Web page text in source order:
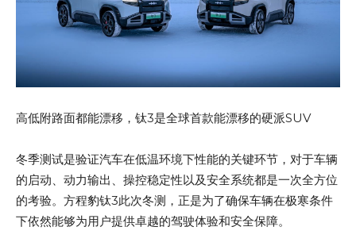
高低附路面都能漂移，钛3是全球首款能漂移的硬派SUV
冬季测试是验证汽车在低温环境下性能的关键环节，对于车辆
的启动、动力输出、操控稳定性以及安全系统都是一次全方位
的考验。方程豹钛3此次冬测，正是为了确保车辆在极寒条件
下依然能够为用户提供卓越的驾驶体验和安全保障。